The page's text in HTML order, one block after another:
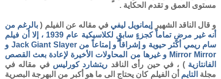
مستوى العمق و تقدم الحكاية .
و قال الناقد الشهير إيمانويل ليفي في مقاله عن الفيلم (بالرغم من
أنه غير مرضٍ تماماً كجزءٍ سابقٍ لكلاسيكية عام 1939 ، إلا أن فيلم
سام ريمي أكثر حيوية و إشراقاً و إمتاعاً منJack Giant Slayer و
Mirror Mirror و غيرها من المحاولات الأخيرة لإعادة بعث القصص
الفانتازية ) ، في حين رأى الناقد ريتشارد كورليس في مقاله في
مجلة التايم أن الفيلم كان يحتاج الى ما هو أكبر من البهرجة البصرية